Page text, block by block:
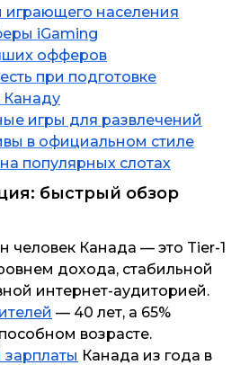
играющего населения
iGaming
офферов
при подготовке
Канаду
игры для развлечений
в официальном стиле
популярных слотах
быстрый обзор
человек Канада — это Tier-1
дохода, стабильной
интернет-аудиторией.
— 40 лет, а 65%
возрасте.
Канада из года в